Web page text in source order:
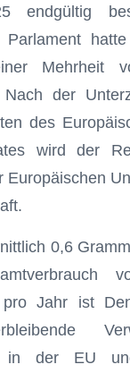
endgültig
Parlament
Mehrheit
Nach der
des
wird der
Europäischen
0,6
pro Jahr ist
in der EU